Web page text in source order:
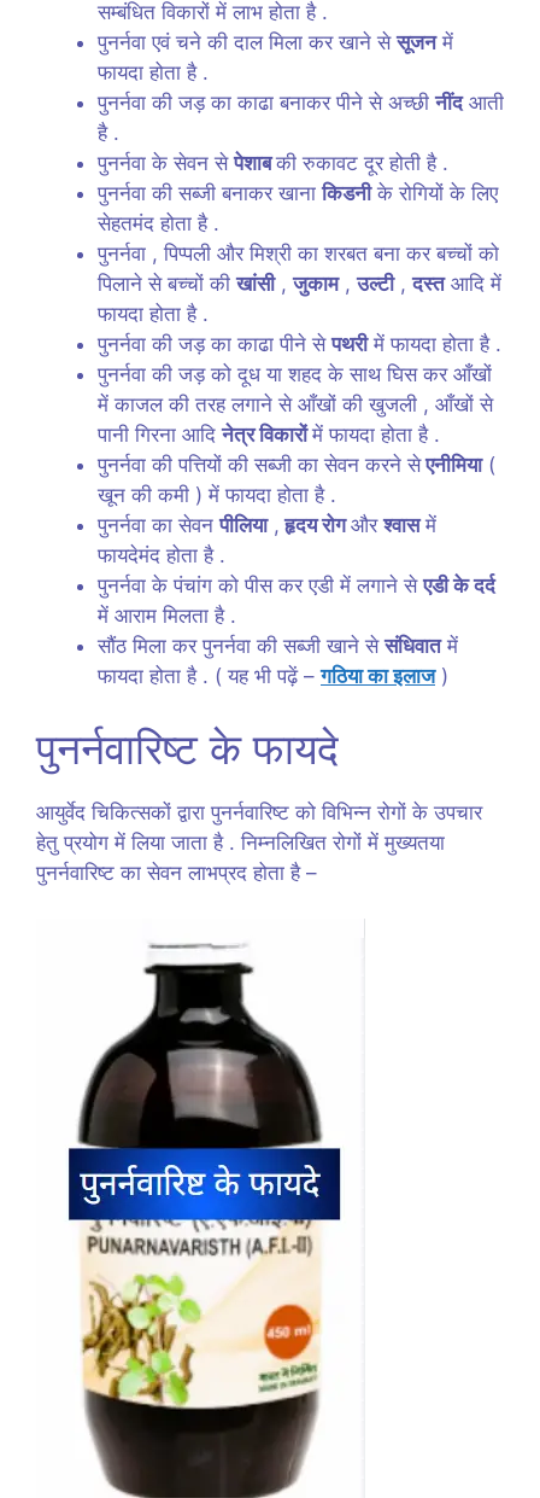
सम्बंधित विकारों में लाभ होता है .
पुनर्नवा एवं चने की दाल मिला कर खाने सेसूजनमें
फायदा होता है .
पुनर्नवा की जड़ का काढा बनाकर पीने से अच्छीनींदआती
है .
पुनर्नवा के सेवन सेपेशाबकी रुकावट दूर होती है .
पुनर्नवा की सब्जी बनाकर खानाकिडनीके रोगियों के लिए
सेहतमंद होता है .
पुनर्नवा , पिप्पली और मिश्री का शरबत बना कर बच्चों को
पिलाने से बच्चों कीखांसी,जुकाम,उल्टी,दस्तआदि में
फायदा होता है .
पुनर्नवा की जड़ का काढा पीने सेपथरीमें फायदा होता है .
पुनर्नवा की जड़ को दूध या शहद के साथ घिस कर आँखों
में काजल की तरह लगाने से आँखों की खुजली , आँखों से
पानी गिरना आदिनेत्र विकारोंमें फायदा होता है .
पुनर्नवा की पत्तियों की सब्जी का सेवन करने सेएनीमिया(
खून की कमी ) में फायदा होता है .
पुनर्नवा का सेवनपीलिया, हृदय रोगऔरश्वासमें
फायदेमंद होता है .
पुनर्नवा के पंचांग को पीस कर एडी में लगाने सेएडी के दर्द
में आराम मिलता है .
सौंठ मिला कर पुनर्नवा की सब्जी खाने सेसंधिवातमें
फायदा होता है . ( यह भी पढ़ें –गठिया का इलाज)
पुनर्नवारिष्ट के फायदे
आयुर्वेद चिकित्सकों द्वारा पुनर्नवारिष्ट को विभिन्न रोगों के उपचार
हेतु प्रयोग में लिया जाता है . निम्नलिखित रोगों में मुख्यतया
पुनर्नवारिष्ट का सेवन लाभप्रद होता है –